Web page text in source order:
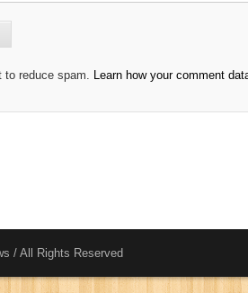
reduce spam. Learn how your comment
/ All Rights Reserved